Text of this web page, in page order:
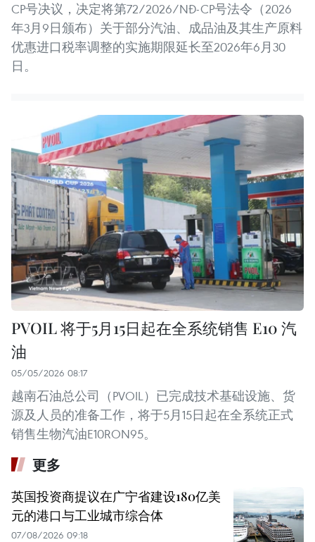
CP号决议，决定将第72/2026/NĐ-CP号法令（2026
年3月9日颁布）关于部分汽油、成品油及其生产原料
优惠进口税率调整的实施期限延长至2026年6月30
日。
PVOIL 将于5月15日起在全系统销售 E10 汽
油
05/05/2026 08:17
越南石油总公司（PVOIL）已完成技术基础设施、货
源及人员的准备工作，将于5月15日起在全系统正式
销售生物汽油E10RON95。
更多
英国投资商提议在广宁省建设180亿美
元的港口与工业城市综合体
07/08/2026 09:18